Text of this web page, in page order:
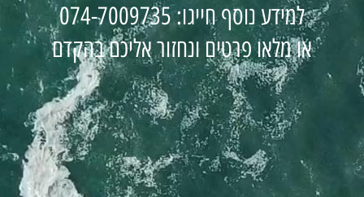
למידע נוסף חייגו: 074-7009735
או מלאו פרטים ונחזור אליכם בהקדם